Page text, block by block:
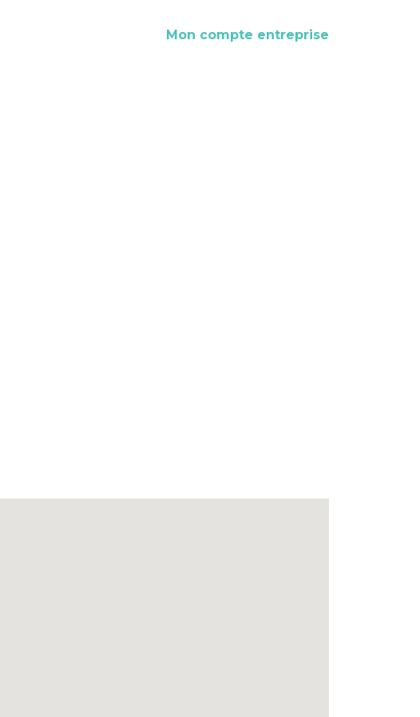
Mon compte entreprise